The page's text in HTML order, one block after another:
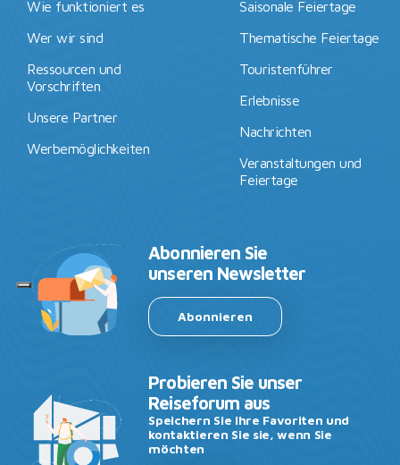
Wie funktioniert es
Wer wir sind
Ressourcen und
Vorschriften
Unsere Partner
Werbemöglichkeiten
Saisonale Feiertage
Thematische Feiertage
Touristenführer
Erlebnisse
Nachrichten
Veranstaltungen und
Feiertage
Abonnieren Sie
unseren Newsletter
Abonnieren
Probieren Sie unser
Reiseforum aus
Speichern Sie Ihre Favoriten und
kontaktieren Sie sie, wenn Sie
möchten